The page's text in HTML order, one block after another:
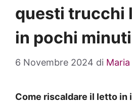
questi trucchi
in pochi
6 Novembre 2024 di
Come riscaldare il letto in